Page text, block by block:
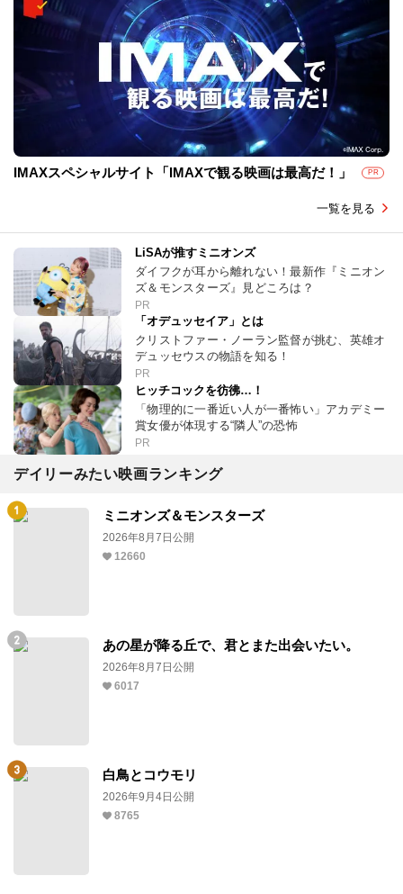
IMAXスペシャルサイト「IMAXで観る映画は最高だ！」 PR
一覧を見る
LiSAが推すミニオンズ
ダイフクが耳から離れない！最新作『ミニオン
ズ＆モンスターズ』見どころは？
PR
「オデュッセイア」とは
クリストファー・ノーラン監督が挑む、英雄オ
デュッセウスの物語を知る！
PR
ヒッチコックを彷彿…！
「物理的に一番近い人が一番怖い」アカデミー
賞女優が体現する“隣人”の恐怖
PR
デイリーみたい映画ランキング
ミニオンズ＆モンスターズ
2026年8月7日公開
12660
あの星が降る丘で、君とまた出会いたい。
2026年8月7日公開
6017
白鳥とコウモリ
2026年9月4日公開
8765